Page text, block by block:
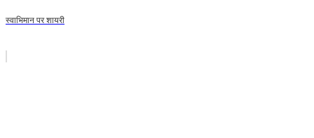
स्वाभिमान पर शायरी